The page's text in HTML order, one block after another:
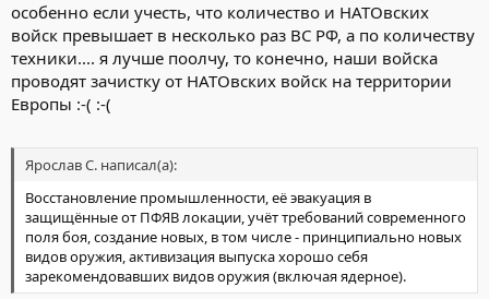
особенно если учесть, что количество и НАТОвских
войск превышает в несколько раз ВС РФ, а по количеству
техники.... я лучше поолчу, то конечно, наши войска
проводят зачистку от НАТОвских войск на территории
Европы :-( :-(
Ярослав С. написал(а):
Восстановление промышленности, её эвакуация в
защищённые от ПФЯВ локации, учёт требований современного
поля боя, создание новых, в том числе - принципиально новых
видов оружия, активизация выпуска хорошо себя
зарекомендовавших видов оружия (включая ядерное).